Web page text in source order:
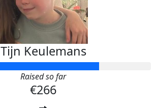
Tijn Keulemans
Raised so far
€266